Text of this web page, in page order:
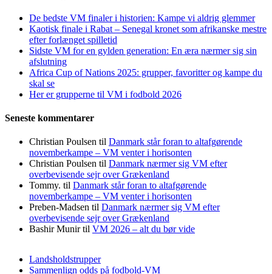
De bedste VM finaler i historien: Kampe vi aldrig glemmer
Kaotisk finale i Rabat – Senegal kronet som afrikanske mestre
efter forlænget spilletid
Sidste VM for en gylden generation: En æra nærmer sig sin
afslutning
Africa Cup of Nations 2025: grupper, favoritter og kampe du
skal se
Her er grupperne til VM i fodbold 2026
Seneste kommentarer
Christian Poulsen til Danmark står foran to altafgørende
novemberkampe – VM venter i horisonten
Christian Poulsen til Danmark nærmer sig VM efter
overbevisende sejr over Grækenland
Tommy. til Danmark står foran to altafgørende
novemberkampe – VM venter i horisonten
Preben-Madsen til Danmark nærmer sig VM efter
overbevisende sejr over Grækenland
Bashir Munirtil VM 2026 – alt du bør vide
Landsholdstrupper
Sammenlign odds på fodbold-VM